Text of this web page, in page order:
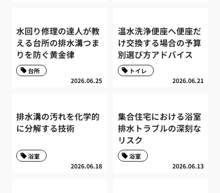
水回り修理の達人が教
える台所の排水溝つま
りを防ぐ黄金律
2026.06.25
台所
温水洗浄便座へ便座だ
け交換する場合の予算
別選び方アドバイス
2026.06.21
トイレ
排水溝の汚れを化学的
に分解する技術
2026.06.18
浴室
集合住宅における浴室
排水トラブルの深刻な
リスク
2026.06.13
浴室